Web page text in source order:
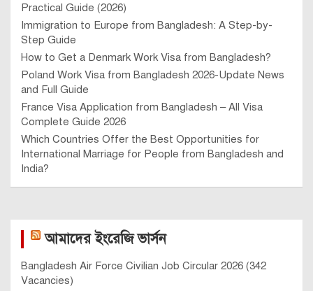
Practical Guide (2026)
Immigration to Europe from Bangladesh: A Step-by-
Step Guide
How to Get a Denmark Work Visa from Bangladesh?
Poland Work Visa from Bangladesh 2026-Update News
and Full Guide
France Visa Application from Bangladesh – All Visa
Complete Guide 2026
Which Countries Offer the Best Opportunities for
International Marriage for People from Bangladesh and
India?
আমাদের ইংরেজি ভার্সন
Bangladesh Air Force Civilian Job Circular 2026 (342
Vacancies)